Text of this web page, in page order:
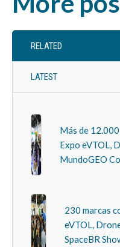
RELATED
LATEST
Más de
Expo eVTOL,
MundoGEO
230 marcas
eVTOL,
SpaceBR